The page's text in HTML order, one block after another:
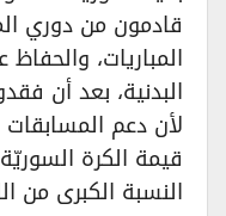
قادمون من دوري
المباريات، والحفاظ
البدنية، بعد أن
لأن دعم
قيمة الكرة السوريّة
النسبة الكبرى من